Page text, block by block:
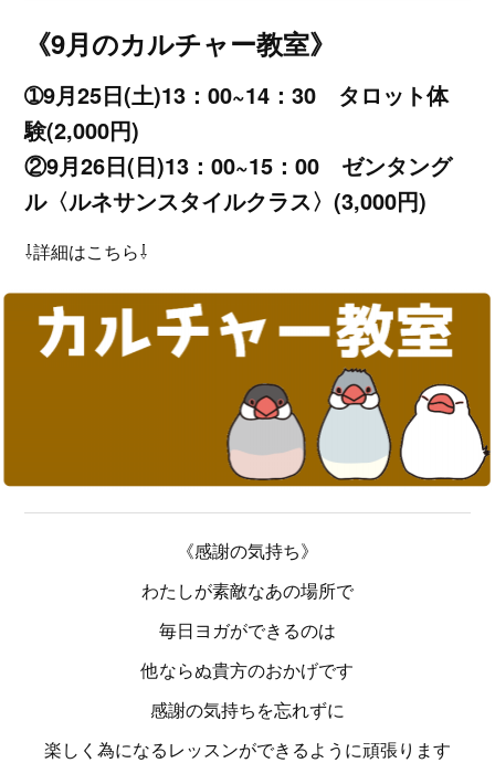
《9月のカルチャー教室》
➀9月25日(土)13：00~14：30 タロット体
験(2,000円)
②9月26日(日)13：00~15：00 ゼンタング
ル〈ルネサンスタイルクラス〉(3,000円)
⇩詳細はこちら⇩
《感謝の気持ち》
わたしが素敵なあの場所で
毎日ヨガができるのは
他ならぬ貴方のおかげです
感謝の気持ちを忘れずに
楽しく為になるレッスンができるように頑張ります